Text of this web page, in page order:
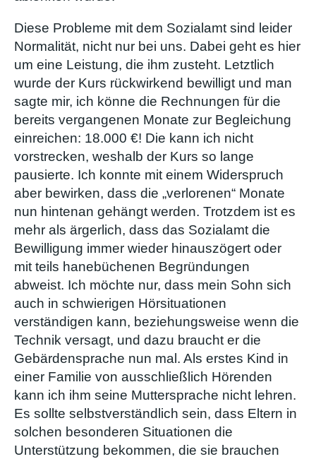
Diese Probleme mit dem Sozialamt sind leider
Normalität, nicht nur bei uns. Dabei geht es hier
um eine Leistung, die ihm zusteht. Letztlich
wurde der Kurs rückwirkend bewilligt und man
sagte mir, ich könne die Rechnungen für die
bereits vergangenen Monate zur Begleichung
einreichen: 18.000 €! Die kann ich nicht
vorstrecken, weshalb der Kurs so lange
pausierte. Ich konnte mit einem Widerspruch
aber bewirken, dass die „verlorenen“ Monate
nun hintenan gehängt werden. Trotzdem ist es
mehr als ärgerlich, dass das Sozialamt die
Bewilligung immer wieder hinauszögert oder
mit teils hanebüchenen Begründungen
abweist. Ich möchte nur, dass mein Sohn sich
auch in schwierigen Hörsituationen
verständigen kann, beziehungsweise wenn die
Technik versagt, und dazu braucht er die
Gebärdensprache nun mal. Als erstes Kind in
einer Familie von ausschließlich Hörenden
kann ich ihm seine Muttersprache nicht lehren.
Es sollte selbstverständlich sein, dass Eltern in
solchen besonderen Situationen die
Unterstützung bekommen, die sie brauchen